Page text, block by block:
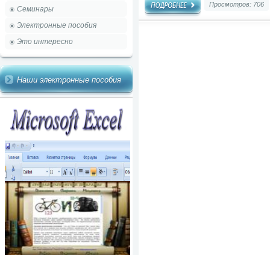
Семинары
Электронные пособия
Это интересно
Наши электронные пособия
Просмотров: 706